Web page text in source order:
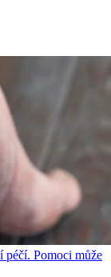
péčí. Pomoci může